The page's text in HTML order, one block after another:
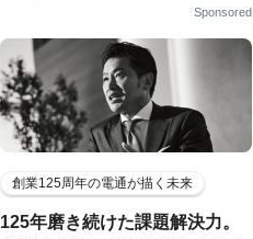
Sponsored
創業125周年の電通が描く未来
125年磨き続けた課題解決力。